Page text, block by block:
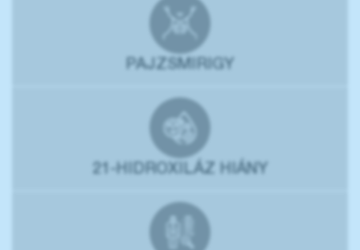
PAJZSMIRIGY
21-HIDROXILÁZ HIÁNY